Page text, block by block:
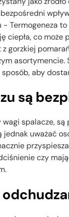
- Termogeneza
ciepła, co
gorzkiej
aby
są
spalacze,
jednak uważać
czy